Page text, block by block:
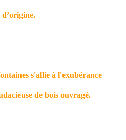
s'allie à l'exubérance
de bois ouvragé.